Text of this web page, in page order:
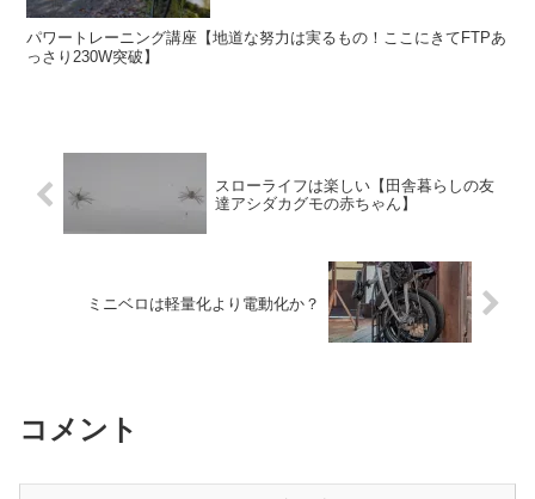
パワートレーニング講座【地道な努力は実るもの！ここにきてFTPあ
っさり230W突破】
スローライフは楽しい【田舎暮らしの友
達アシダカグモの赤ちゃん】
ミニベロは軽量化より電動化か？
コメント